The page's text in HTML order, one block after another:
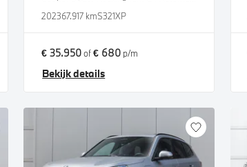
202367.917 kmS321XP
€ 35.950of€ 680 p/m
Bekijk details